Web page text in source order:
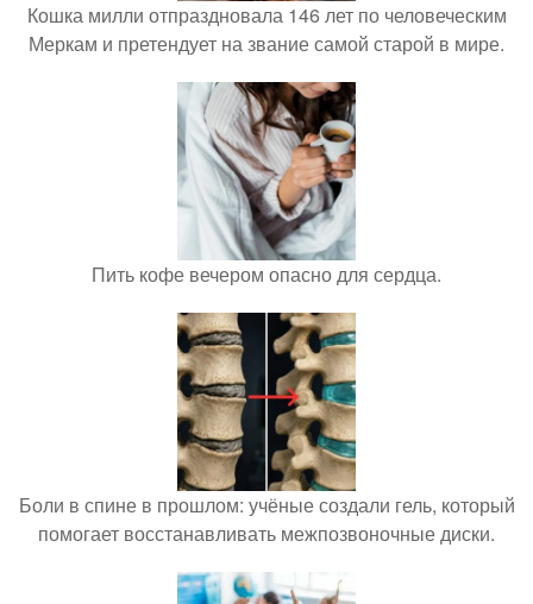
Кошка милли отпраздновала 146 лет по человеческим
Меркам и претендует на звание самой старой в мире.
Пить кофе вечером опасно для сердца.
Боли в спине в прошлом: учёные создали гель, который
помогает восстанавливать межпозвоночные диски.